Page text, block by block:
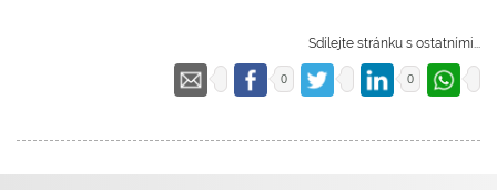
Sdílejte stránku s ostatními...
0 0